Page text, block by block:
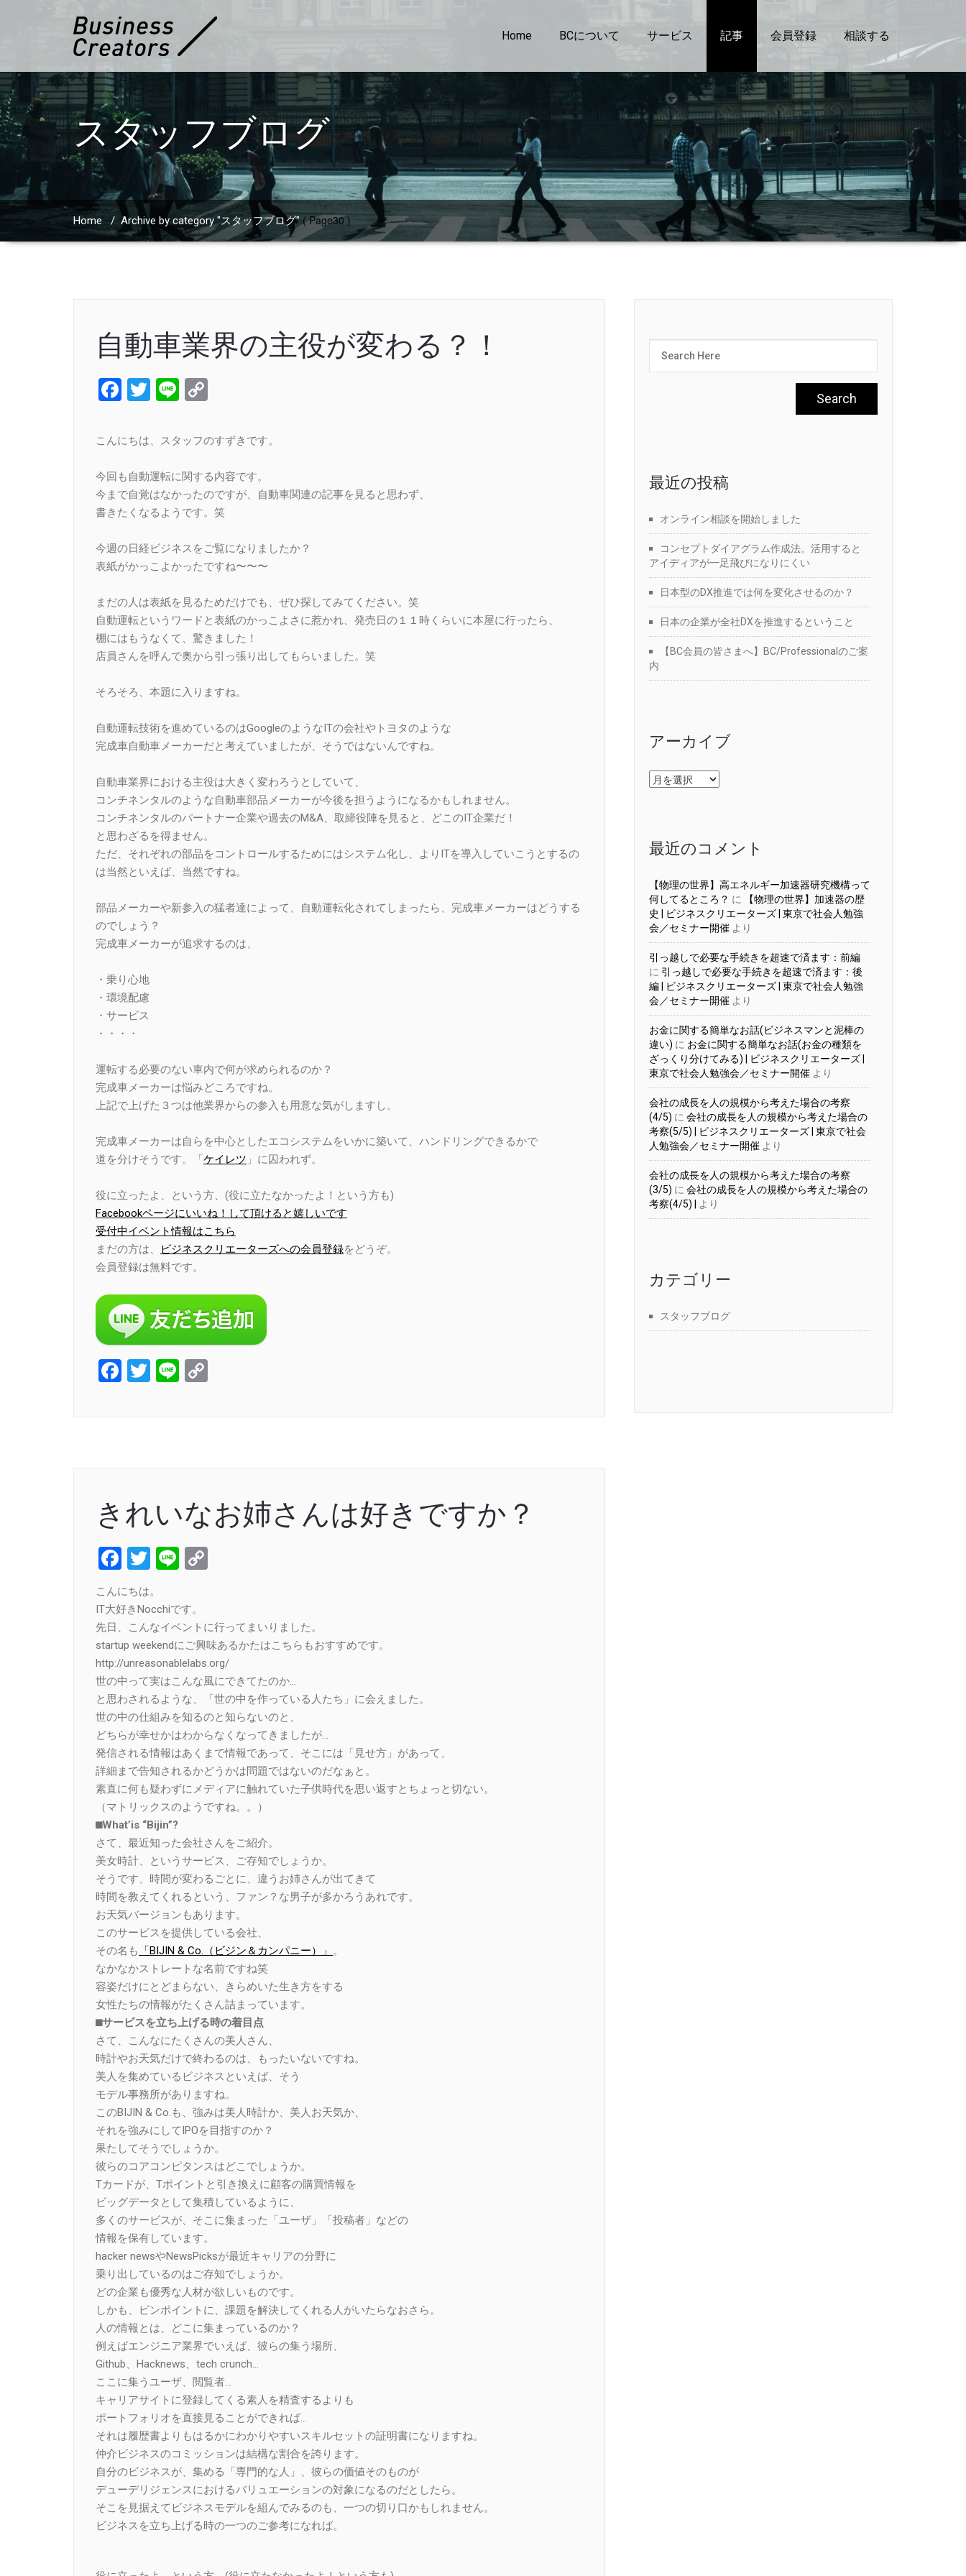
Home BCについて サービス 記事 会員登録 相談する
スタッフブログ
Home / Archive by category "スタッフブログ" ( Page30 )
自動車業界の主役が変わる？！
Facebook
Twitter
Line
こんにちは、スタッフのすずきです。
今回も自動運転に関する内容です。
今まで自覚はなかったのですが、自動車関連の記事を見ると思わず、
書きたくなるようです。笑
今週の日経ビジネスをご覧になりましたか？
表紙がかっこよかったですね〜〜〜
まだの人は表紙を見るためだけでも、ぜひ探してみてください。笑
自動運転というワードと表紙のかっこよさに惹かれ、発売日の１１時くらいに本屋に行ったら、
棚にはもうなくて、驚きました！
店員さんを呼んで奥から引っ張り出してもらいました。笑
そろそろ、本題に入りますね。
自動運転技術を進めているのはGoogleのようなITの会社やトヨタのような
完成車自動車メーカーだと考えていましたが、そうではないんですね。
自動車業界における主役は大きく変わろうとしていて、
コンチネンタルのような自動車部品メーカーが今後を担うようになるかもしれません。
コンチネンタルのパートナー企業や過去のM&A、取締役陣を見ると、どこのIT企業だ！
と思わざるを得ません。
ただ、それぞれの部品をコントロールするためにはシステム化し、よりITを導入していこうとするの
は当然といえば、当然ですね。
部品メーカーや新参入の猛者達によって、自動運転化されてしまったら、完成車メーカーはどうする
のでしょう？
完成車メーカーが追求するのは、
・乗り心地
・環境配慮
・サービス
・・・・
運転する必要のない車内で何が求められるのか？
完成車メーカーは悩みどころですね。
上記で上げた３つは他業界からの参入も用意な気がしますし。
完成車メーカーは自らを中心としたエコシステムをいかに築いて、ハンドリングできるかで
道を分けそうです。「 ケイレツ 」に囚われず。
役に立ったよ、という方、(役に立たなかったよ！という方も)
Facebookページにいいね！して頂けると嬉しいです
受付中イベント情報はこちら
まだの方は、
ビジネスクリエーターズへの会員登録をどうぞ。
会員登録は無料です。
Facebook
Twitter
Line
きれいなお姉さんは好きですか？
Facebook
Twitter
Line
こんにちは。
IT大好きNocchiです。
先日、こんなイベントに行ってまいりました。
startup weekendにご興味あるかたはこちらもおすすめです。
http://unreasonablelabs.org/
世の中って実はこんな風にできてたのか…
と思わされるような、「世の中を作っている人たち」に会えました。
世の中の仕組みを知るのと知らないのと、
どちらが幸せかはわからなくなってきましたが…
発信される情報はあくまで情報であって、そこには「見せ方」があって、
詳細まで告知されるかどうかは問題ではないのだなぁと。
素直に何も疑わずにメディアに触れていた子供時代を思い返すとちょっと切ない。
（マトリックスのようですね。。）
⬛︎What’is “Bijin”?
さて、最近知った会社さんをご紹介。
美女時計、というサービス、ご存知でしょうか。
そうです、時間が変わるごとに、違うお姉さんが出てきて
時間を教えてくれるという、ファン？な男子が多かろうあれです。
お天気バージョンもあります。
このサービスを提供している会社、
その名も
「BIJIN & Co.（ビジン＆カンパニー）」 。
なかなかストレートな名前ですね笑
容姿だけにとどまらない、きらめいた生き方をする
女性たちの情報がたくさん詰まっています。
⬛︎サービスを立ち上げる時の着目点
さて、こんなにたくさんの美人さん、
時計やお天気だけで終わるのは、もったいないですね。
美人を集めているビジネスといえば、そう
モデル事務所がありますね。
このBIJIN & Co.も、強みは美人時計か、美人お天気か、
それを強みにしてIPOを目指すのか？
果たしてそうでしょうか。
彼らのコアコンピタンスはどこでしょうか。
Tカードが、Tポイントと引き換えに顧客の購買情報を
ビッグデータとして集積しているように、
多くのサービスが、そこに集まった「ユーザ」「投稿者」などの
情報を保有しています。
hacker newsやNewsPicksが最近キャリアの分野に
乗り出しているのはご存知でしょうか。
どの企業も優秀な人材が欲しいものです。
しかも、ピンポイントに、課題を解決してくれる人がいたらなおさら。
人の情報とは、どこに集まっているのか？
例えばエンジニア業界でいえば、彼らの集う場所、
Github、Hacknews、tech crunch…
ここに集うユーザ、閲覧者…
キャリアサイトに登録してくる素人を精査するよりも
ポートフォリオを直接見ることができれば…
それは履歴書よりもはるかにわかりやすいスキルセットの証明書になりますね。
仲介ビジネスのコミッションは結構な割合を誇ります。
自分のビジネスが、集める「専門的な人」、彼らの価値そのものが
デューデリジェンスにおけるバリュエーションの対象になるのだとしたら。
そこを見据えてビジネスモデルを組んでみるのも、一つの切り口かもしれません。
ビジネスを立ち上げる時の一つのご参考になれば。
最近の投稿
オンライン相談を開始しました
コンセプトダイアグラム作成法。活用すると
アイディアが一足飛びになりにくい
日本型のDX推進では何を変化させるのか？
日本の企業が全社DXを推進するということ
【BC会員の皆さまへ】BC/Professionalのご案
内
アーカイブ
ア
ー
最近のコメント
【物理の世界】高エネルギー加速器研究機構って
何してるところ？ に
【物理の世界】加速器の歴
史 | ビジネスクリエーターズ | 東京で社会人勉強
会／セミナー開催 より
引っ越しで必要な手続きを超速で済ます：前編
に 引っ越しで必要な手続きを超速で済ます：後
編 | ビジネスクリエーターズ | 東京で社会人勉強
会／セミナー開催 より
お金に関する簡単なお話(ビジネスマンと泥棒の
違い) に お金に関する簡単なお話(お金の種類を
ざっくり分けてみる) | ビジネスクリエーターズ |
東京で社会人勉強会／セミナー開催 より
会社の成長を人の規模から考えた場合の考察
(4/5) に 会社の成長を人の規模から考えた場合の
考察(5/5) | ビジネスクリエーターズ | 東京で社会
人勉強会／セミナー開催 より
会社の成長を人の規模から考えた場合の考察
(3/5) に 会社の成長を人の規模から考えた場合の
考察(4/5) |
より
カテゴリー
スタッフブログ